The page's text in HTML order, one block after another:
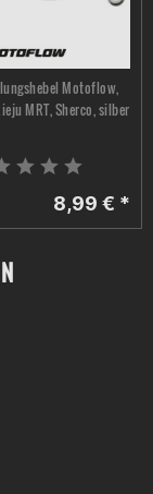
Motoflow,
MRT, Sherco, silber
8,99 € *